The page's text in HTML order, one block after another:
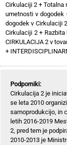
Cirkulaciji 2 + Totalna
umetnosti v dogodek
dogodek v Cirkulaciji 2
Cirkulaciji 2+
CIRKULACIJA 2 v
+
Podporniki:
Cirkulacija 2 je
se leta 2010
samoprodukcijo, in
letih 2016-2019
2, pred tem je
2010-2013 je